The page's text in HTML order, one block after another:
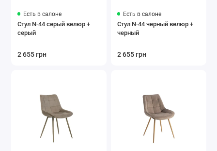
Есть в салоне
Стул N-44 серый велюр +
серый
2 655 грн
Есть в салоне
Стул N-44 черный велюр +
черный
2 655 грн